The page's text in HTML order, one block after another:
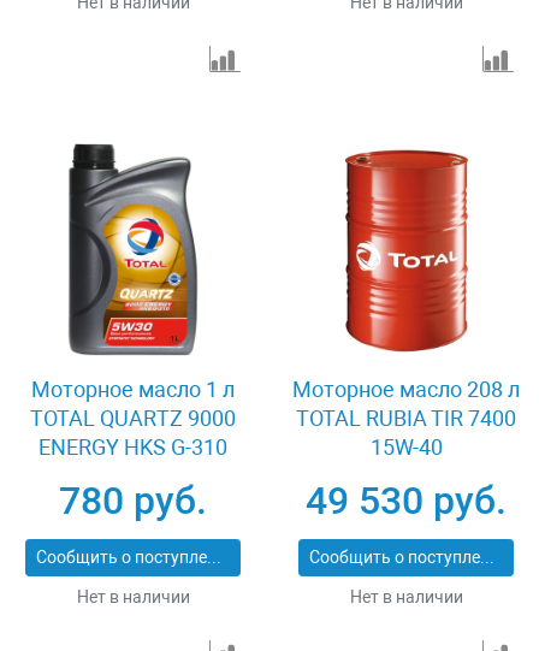
Моторное масло 1 л
TOTAL QUARTZ 9000
ENERGY HKS G-310
780 руб.
Сообщить о поступлении
Нет в наличии
Моторное масло 208 л
TOTAL RUBIA TIR 7400
15W-40
49 530 руб.
Сообщить о поступлении
Нет в наличии